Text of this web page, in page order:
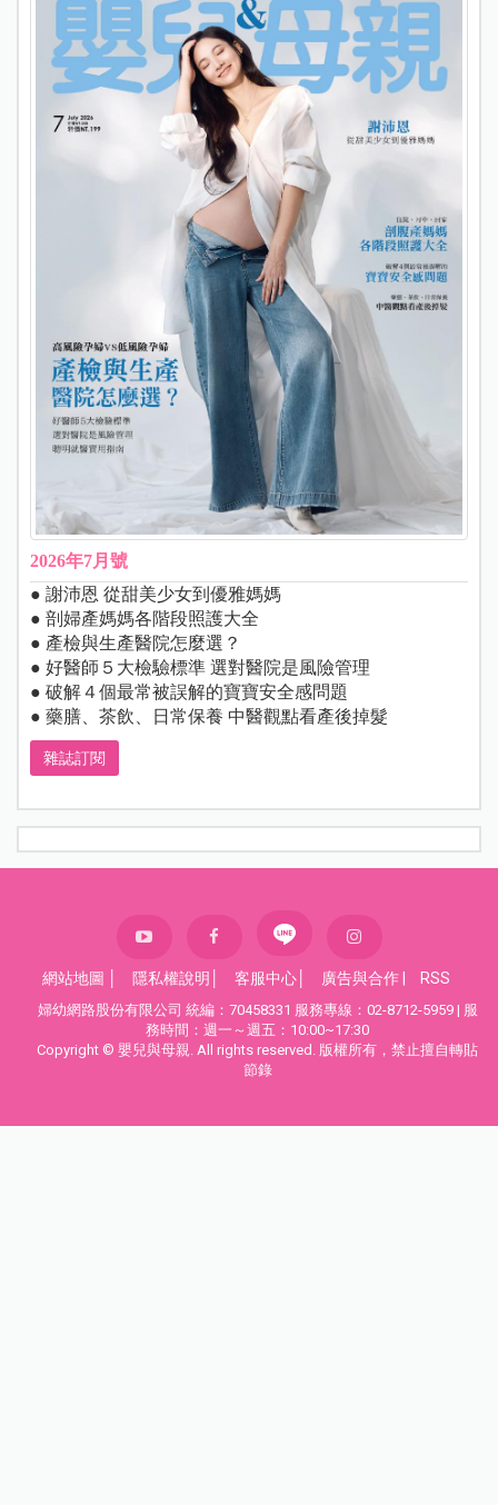
2026年7月號
● 謝沛恩 從甜美少女到優雅媽媽
● 剖婦產媽媽各階段照護大全
● 產檢與生產醫院怎麼選？
● 好醫師５大檢驗標準 選對醫院是風險管理
● 破解４個最常被誤解的寶寶安全感問題
● 藥膳、茶飲、日常保養 中醫觀點看產後掉髮
雜誌訂閱
網站地圖 隱私權說明 客服中心 廣告與合作 RSS
婦幼網路股份有限公司 統編：70458331 服務專線：02-8712-5959 | 服
務時間：週一～週五：10:00~17:30
Copyright © 嬰兒與母親. All rights reserved. 版權所有，禁止擅自轉貼
節錄